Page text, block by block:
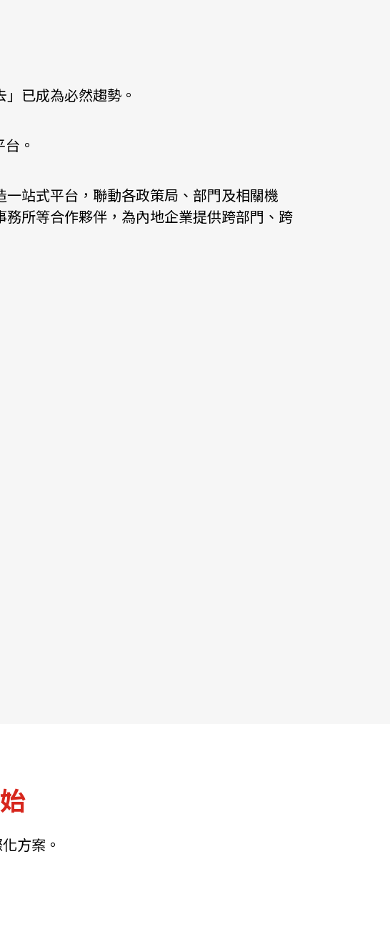
其他語文內容 招聘
已成為必然趨勢。
。
一站式平台，聯動各政策局、部門及相關機
所等合作夥伴，為內地企業提供跨部門、跨
方案。